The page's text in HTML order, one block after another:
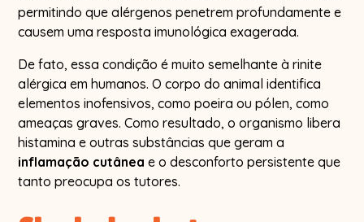
permitindo que alérgenos penetrem profundamente e
causem uma resposta imunológica exagerada.
De fato, essa condição é muito semelhante à rinite
alérgica em humanos. O corpo do animal identifica
elementos inofensivos, como poeira ou pólen, como
ameaças graves. Como resultado, o organismo libera
histamina e outras substâncias que geram a
inflamação cutânea e o desconforto persistente que
tanto preocupa os tutores.